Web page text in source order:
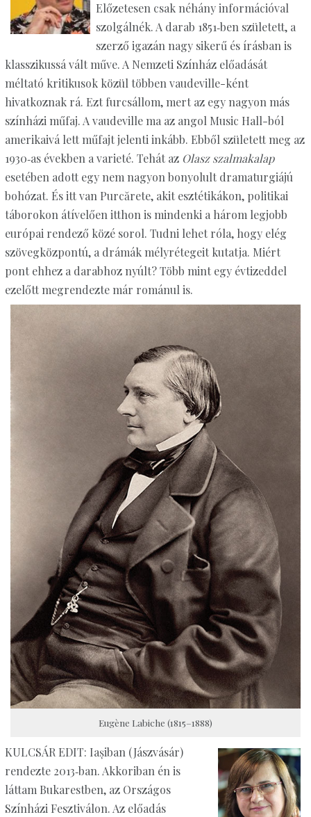
Előzetesen csak néhány információval
szolgálnék. A darab 1851‑ben született, a
szerző igazán nagy sikerű és írásban is
klasszikussá vált műve. A Nemzeti Színház előadását
méltató kritikusok közül többen vaudeville-ként
hivatkoznak rá. Ezt furcsállom, mert az egy nagyon más
színházi műfaj. A vaudeville ma az angol Music Hall-ból
amerikaivá lett műfajt jelenti inkább. Ebből született meg az
1930‑as években a varieté. Tehát az Olasz szalmakalap
esetében adott egy nem nagyon bonyolult dramaturgiájú
bohózat. És itt van Purcărete, akit esztétikákon, politikai
táborokon átívelően itthon is mindenki a három legjobb
európai rendező közé sorol. Tudni lehet róla, hogy elég
szövegközpontú, a drámák mélyrétegeit kutatja. Miért
pont ehhez a darabhoz nyúlt? Több mint egy évtizeddel
ezelőtt megrendezte már románul is.
Eugène Labiche (1815–1888)
KULCSÁR EDIT: Iașiban (Jászvásár)
rendezte 2013‑ban. Akkoriban én is
láttam Bukarestben, az Országos
Színházi Fesztiválon. Az előadás